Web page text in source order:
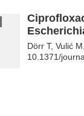
Dörr T, Vulić
10.1371/